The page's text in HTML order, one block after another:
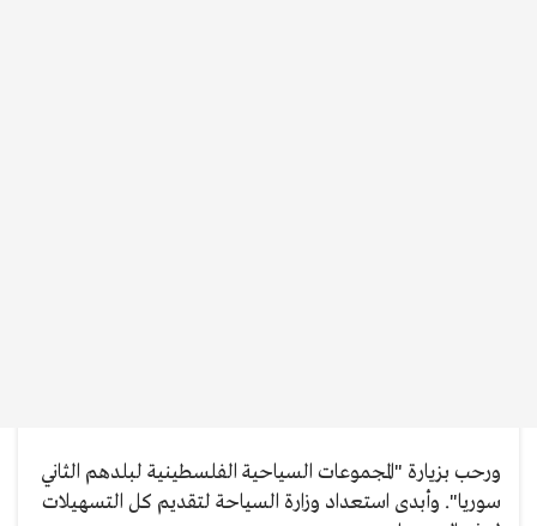
ورحب بزيارة "المجموعات السياحية الفلسطينية لبلدهم الثاني
سوريا". وأبدى استعداد وزارة السياحة لتقديم كل التسهيلات